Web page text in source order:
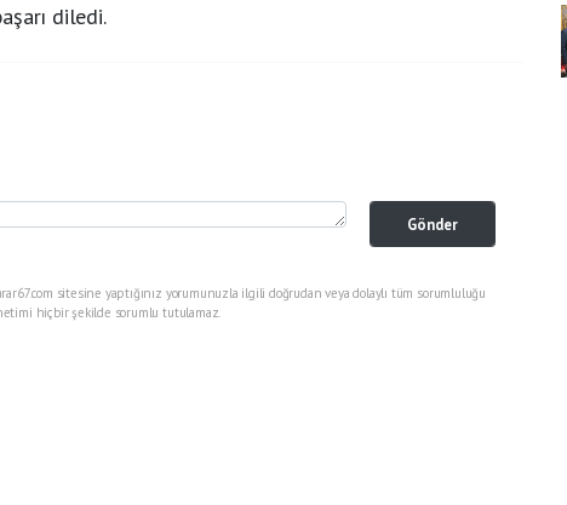
diledi.
Gönder
sitesine yaptığınız yorumunuzla ilgili doğrudan veya dolaylı tüm sorumluluğu
hiçbir şekilde sorumlu tutulamaz.